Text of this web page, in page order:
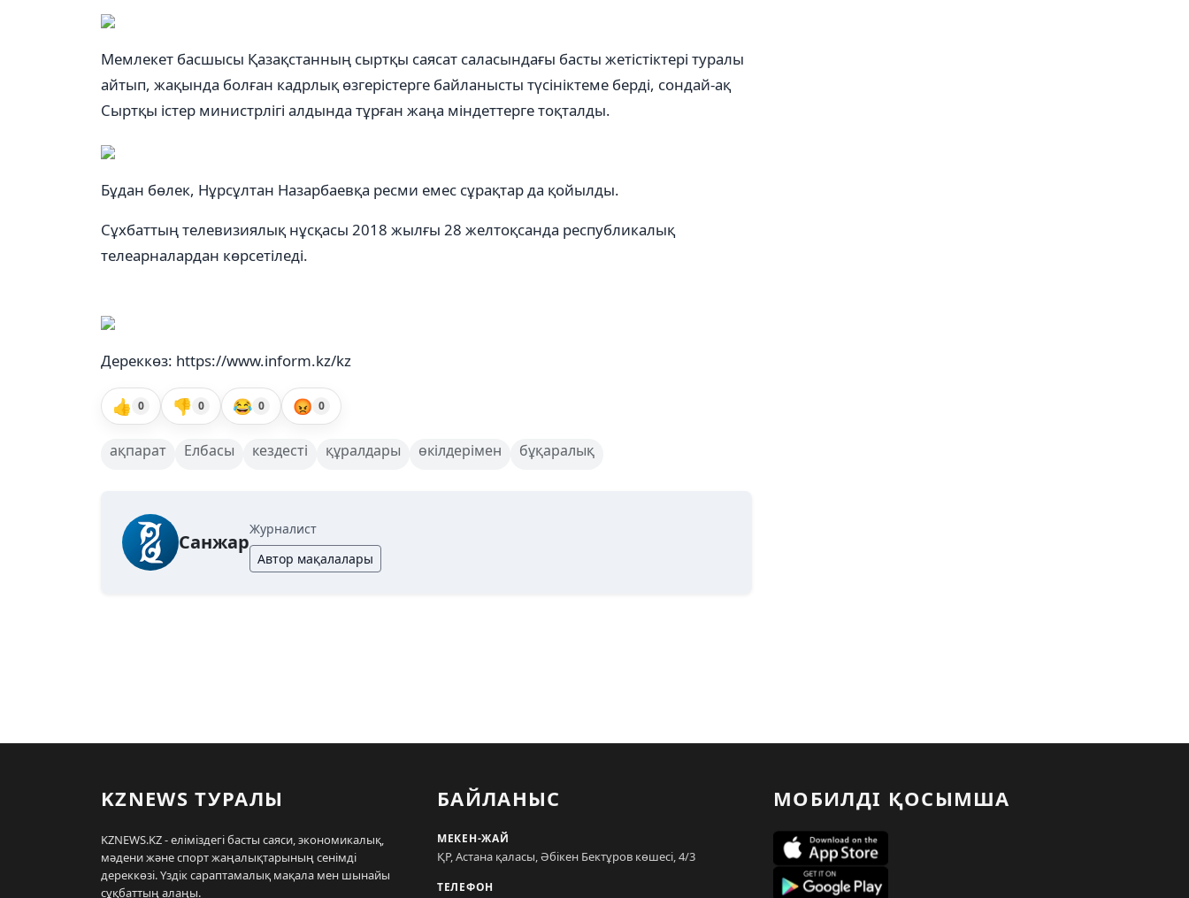
Мемлекет басшысы Қазақстанның сыртқы саясат саласындағы басты жетістіктері туралы
айтып, жақында болған кадрлық өзгерістерге байланысты түсініктеме берді, сондай-ақ
Сыртқы істер министрлігі алдында тұрған жаңа міндеттерге тоқталды.
Бұдан бөлек, Нұрсұлтан Назарбаевқа ресми емес сұрақтар да қойылды.
Сұхбаттың телевизиялық нұсқасы 2018 жылғы 28 желтоқсанда республикалық
телеарналардан көрсетіледі.
Дереккөз: https://www.inform.kz/kz
👍 0 👎 0 😂 0 😡 0
ақпарат Елбасы кездесті құралдары өкілдерімен бұқаралық
Санжар
Журналист
Автор мақалалары
KZNEWS ТУРАЛЫ
KZNEWS.KZ - еліміздегі басты саяси, экономикалық,
мәдени және спорт жаңалықтарының сенімді
дереккөзі. Үздік сараптамалық мақала мен шынайы
сұқбаттың алаңы.
БАЙЛАНЫС
МЕКЕН-ЖАЙ
ҚР, Астана қаласы, Әбікен Бектұров көшесі, 4/3
ТЕЛЕФОН
МОБИЛДІ ҚОСЫМША